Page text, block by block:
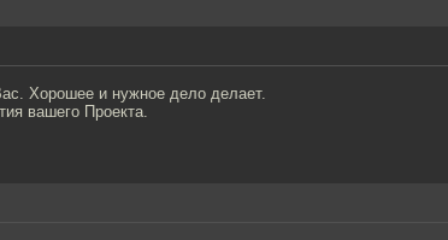
Хорошее и нужное дело делает.
вашего Проекта.